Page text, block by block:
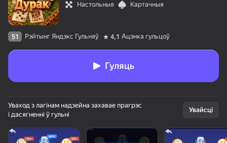
Настольныя
Картачныя
51 Рэйтынг Яндэкс Гульняў 4,1 Ацэнка гульцоў
Гуляць
Уваход з лагінам надзейна захавае прагрэс
і дасягненні ў гульні
Увайсці